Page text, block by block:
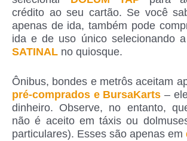
crédito ao seu cartão. Se você
apenas de ida, também pode
ida e de uso único selecionando
SATINAL no quiosque.
Ônibus, bondes e metrôs aceitam
pré-comprados e BursaKarts –
dinheiro. Observe, no entanto,
não é aceito em táxis ou
particulares). Esses são apenas em